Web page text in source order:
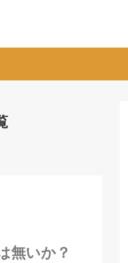
無いか？